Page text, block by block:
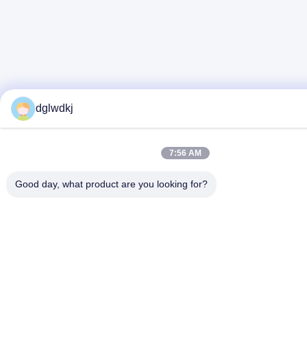
dglwdkj
7:56 AM
Good day, what product are you looking for?